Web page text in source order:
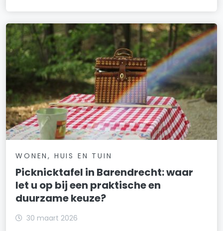
WONEN, HUIS EN TUIN
Picknicktafel in Barendrecht: waar
let u op bij een praktische en
duurzame keuze?
30 maart 2026